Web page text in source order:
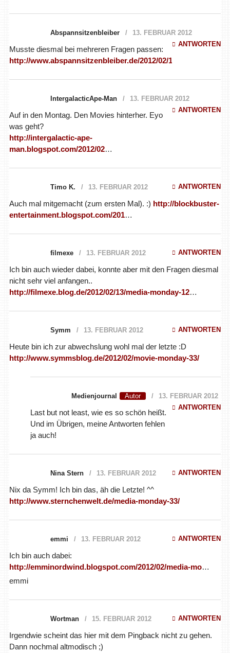
Abspannsitzenbleiber
13. FEBRUAR 2012
ANTWORTEN
Musste diesmal bei mehreren Fragen passen:
http://www.abspannsitzenbleiber.de/2012/02/13/med
IntergalacticApe-Man
13. FEBRUAR 2012
ANTWORTEN
Auf in den Montag. Den Movies hinterher. Eyo
was geht?
http://intergalactic-ape-
man.blogspot.com/2012/02…
Timo K. 13. FEBRUAR 2012 ANTWORTEN
Auch mal mitgemacht (zum ersten Mal). :) http://blockbuster-
entertainment.blogspot.com/201…
filmexe 13. FEBRUAR 2012 ANTWORTEN
Ich bin auch wieder dabei, konnte aber mit den Fragen diesmal
nicht sehr viel anfangen..
http://filmexe.blog.de/2012/02/13/media-monday-12…
Symm 13. FEBRUAR 2012 ANTWORTEN
Heute bin ich zur abwechslung wohl mal der letzte :D
http://www.symmsblog.de/2012/02/movie-monday-33/
Medienjournal
13. FEBRUAR 2012
ANTWORTEN
Last but not least, wie es so schön heißt.
Und im Übrigen, meine Antworten fehlen
ja auch!
Nina Stern 13. FEBRUAR 2012 ANTWORTEN
Nix da Symm! Ich bin das, äh die Letzte! ^^
http://www.sternchenwelt.de/media-monday-33/
emmi 13. FEBRUAR 2012 ANTWORTEN
Ich bin auch dabei:
http://emminordwind.blogspot.com/2012/02/media-mo…
emmi
Wortman 15. FEBRUAR 2012 ANTWORTEN
Irgendwie scheint das hier mit dem Pingback nicht zu gehen.
Dann nochmal altmodisch ;)